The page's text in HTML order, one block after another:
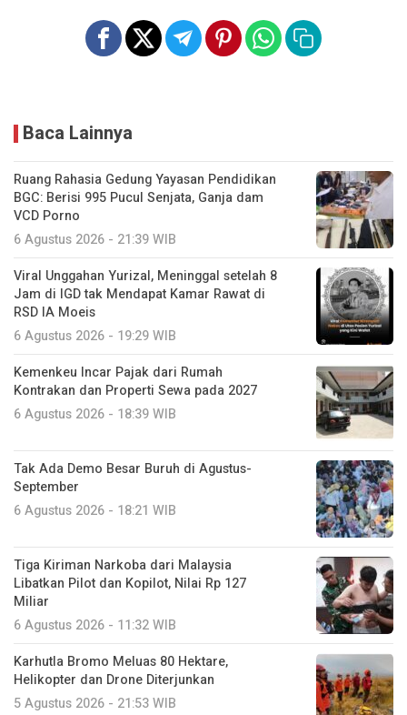
Baca Lainnya
Ruang Rahasia Gedung Yayasan Pendidikan
BGC: Berisi 995 Pucul Senjata, Ganja dam
VCD Porno
6 Agustus 2026 - 21:39 WIB
Viral Unggahan Yurizal, Meninggal setelah 8
Jam di IGD tak Mendapat Kamar Rawat di
RSD IA Moeis
6 Agustus 2026 - 19:29 WIB
Kemenkeu Incar Pajak dari Rumah
Kontrakan dan Properti Sewa pada 2027
6 Agustus 2026 - 18:39 WIB
Tak Ada Demo Besar Buruh di Agustus-
September
6 Agustus 2026 - 18:21 WIB
Tiga Kiriman Narkoba dari Malaysia
Libatkan Pilot dan Kopilot, Nilai Rp 127
Miliar
6 Agustus 2026 - 11:32 WIB
Karhutla Bromo Meluas 80 Hektare,
Helikopter dan Drone Diterjunkan
5 Agustus 2026 - 21:53 WIB